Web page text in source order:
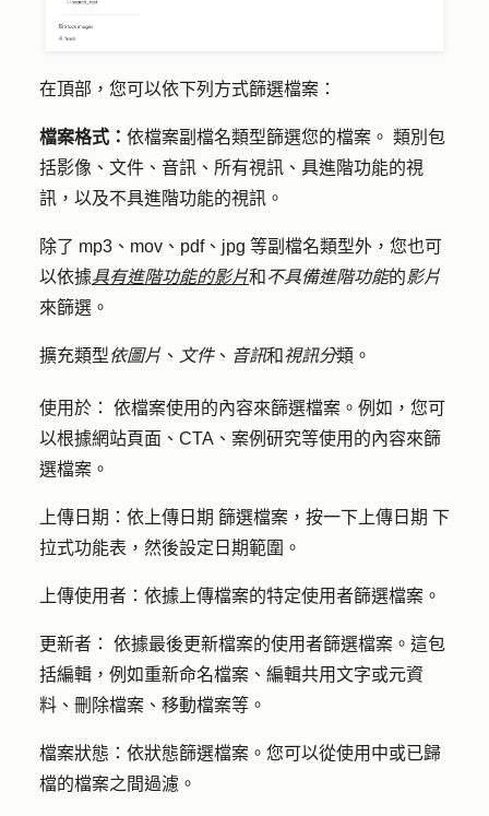
在頂部，您可以依下列方式篩選檔案：
檔案格式： 依檔案副檔名類型篩選您的檔案。 類別包
括影像、文件、音訊、所有視訊、具進階功能的視
訊，以及不具進階功能的視訊。
除了 mp3、mov、pdf、jpg 等副檔名類型外，您也可
以依據具有進階功能的影片和 不具備進階功能的影片
來篩選。
擴充類型依圖片 、 文件、 音訊和視訊分類。
使用於： 依檔案使用的內容來篩選檔案。例如，您可
以根據網站頁面、CTA、案例研究等使用的內容來篩
選檔案。
上傳日期： 依上傳 日期 篩選檔案，按一下上傳 日期 下
拉式功能表，然後設定 日期範圍 。
上傳使用者 ： 依據上傳檔案的特定使用者篩選檔案。
更新者： 依據最後更新檔案的使用者篩選檔案。這包
括編輯，例如重新命名檔案、編輯共用文字或元資
料、刪除檔案、移動檔案等。
檔案狀態 ：依狀態篩選檔案。您可以從使用中或已歸
檔的檔案之間過濾。